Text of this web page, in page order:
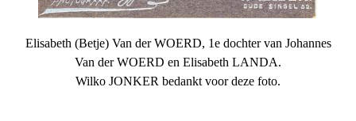
Elisabeth (Betje) Van der WOERD, 1e dochter van Johannes
Van der WOERD en Elisabeth LANDA.
Wilko JONKER bedankt voor deze foto.